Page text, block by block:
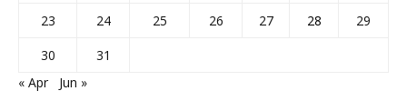
23
24 25 26 27 28
29
30
31
« Apr
Jun »